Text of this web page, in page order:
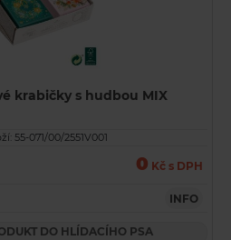
krabičky s hudbou MIX
55-071/00/2551V001
0 Kč s DPH
INFO
DO HLÍDACÍHO PSA